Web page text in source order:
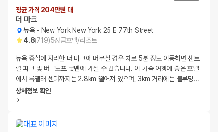
평균 가격 204만원 대
더 마크
뉴욕- New York New York 25 E 77th Street
4.8(719)5성급호텔/리조트
뉴욕 중심에 자리한 더 마크에 머무실 경우 차로 5분 정도 이동하면 센트
럴 파크 및 버그도프 굿맨에 가실 수 있습니다. 이 가족 여행에 좋은 호텔
에서 록펠러 센터까지는 2.8km 떨어져 있으며, 3km 거리에는 블루밍…
상세정보 확인